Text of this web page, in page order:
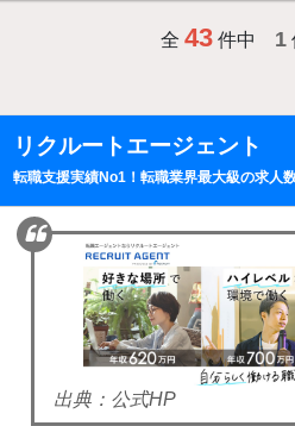
全 43 件中 1
リクルートエージェント
転職支援実績No1！転職業界最大級の求人
出典：公式HP